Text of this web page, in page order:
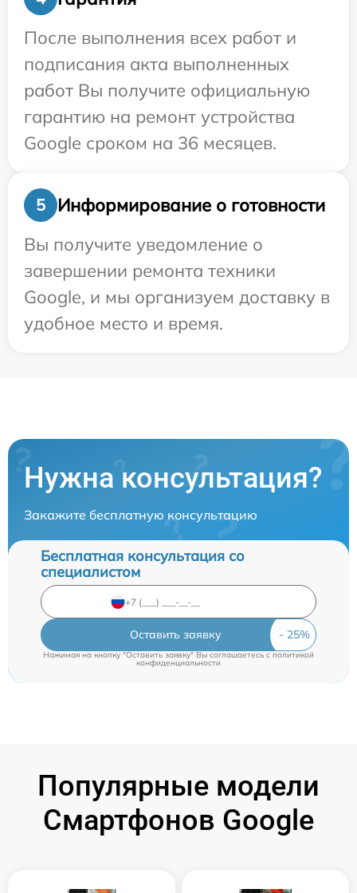
После выполнения всех работ и
подписания акта выполненных
работ Вы получите официальную
гарантию на ремонт устройства
Google сроком на 36 месяцев.
5
Информирование о готовности
Вы получите уведомление о
завершении ремонта техники
Google, и мы организуем доставку в
удобное место и время.
Нужна консультация?
Закажите бесплатную консультацию
Бесплатная консультация со
специалистом
Оставить заявку
Нажимая на кнопку "Оставить заявку" Вы соглашаетесь c политикой
конфиденциальности
Популярные модели
Смартфонов Google